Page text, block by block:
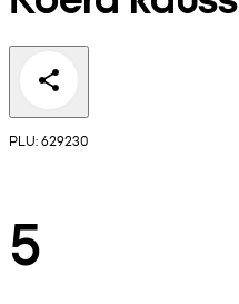
PLU: 629230
5